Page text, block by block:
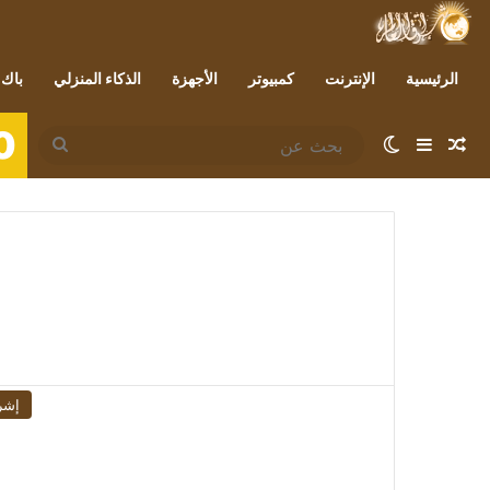
الرئيسية الإنترنت كمبيوتر الأجهزة الذكاء المنزلي
مقال عشوائي
إضافة عمود جانبي
الوضع المظلم
بحث
عن